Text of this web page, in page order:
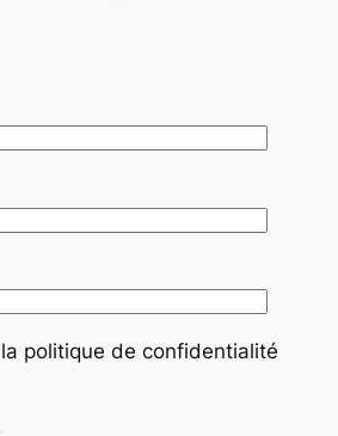
la politique de confidentialité